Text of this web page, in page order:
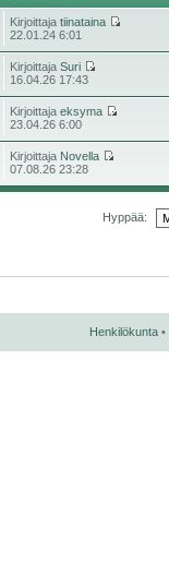
Kirjoittajatiinataina
22.01.24 6:01
KirjoittajaSuri
16.04.26 17:43
Kirjoittajaeksyma
23.04.26 6:00
Kirjoittaja Novella
07.08.26 23:28
Hyppää:
Henkilökunta •